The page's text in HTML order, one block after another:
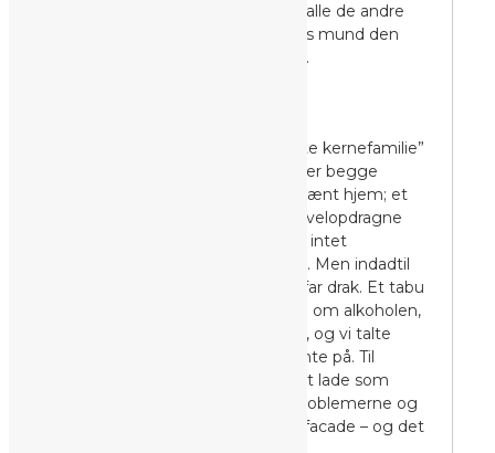
det var ikke mindre sandt end alle de andre
ord, der var kommet ud af hans mund den
sidste time. Jeg var overbevist.
Jeg er vokset op i den “perfekte kernefamilie”
– udadtil. Med en mor og far, der begge
havde gode jobs, i et rent og pænt hjem; et
parcelhus på en stille villavej, 2 velopdragne
børn, der var dygtige i skolen – intet
“unormalt” at bemærke udefra. Men indadtil
var sandheden en anden. Min far drak. Et tabu
vi aldrig talte om. Vi talte aldrig om alkoholen,
vi talte aldrig om alt det svære, og vi talte
aldrig om følelserne vi alle gemte på. Til
gengæld var vi rigtig gode til at lade som
ingenting, til at lyve os ud af problemerne og
til at gemme det hele bag en facade – og det